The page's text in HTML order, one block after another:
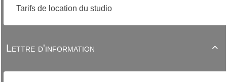
Tarifs de location du studio

Lettre d'information